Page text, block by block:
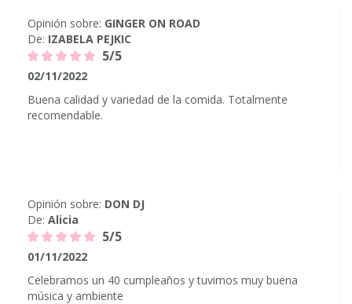
Opinión sobre: GINGER ON ROAD
De: IZABELA PEJKIC
5/5
02/11/2022
Buena calidad y variedad de la comida. Totalmente
recomendable.
Opinión sobre: DON DJ
De: Alicia
5/5
01/11/2022
Celebramos un 40 cumpleaños y tuvimos muy buena
música y ambiente